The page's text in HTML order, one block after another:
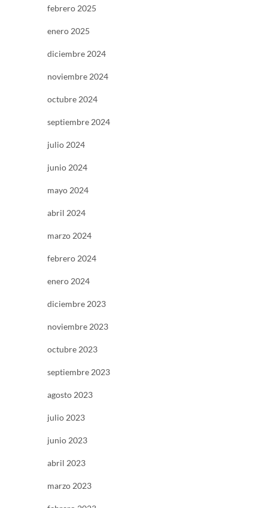
febrero 2025
enero 2025
diciembre 2024
noviembre 2024
octubre 2024
septiembre 2024
julio 2024
junio 2024
mayo 2024
abril 2024
marzo 2024
febrero 2024
enero 2024
diciembre 2023
noviembre 2023
octubre 2023
septiembre 2023
agosto 2023
julio 2023
junio 2023
abril 2023
marzo 2023